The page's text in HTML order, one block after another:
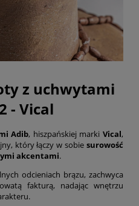
z uchwytami
- Vical
Adib, hiszpańskiej marki Vical,
który łączy w sobie surowość
akcentami.
odcieniach brązu, zachwyca
fakturą, nadając wnętrzu